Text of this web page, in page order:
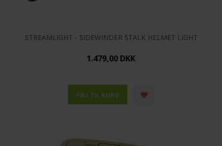
STREAMLIGHT - SIDEWINDER STALK HELMET LIGHT
1.479,00 DKK